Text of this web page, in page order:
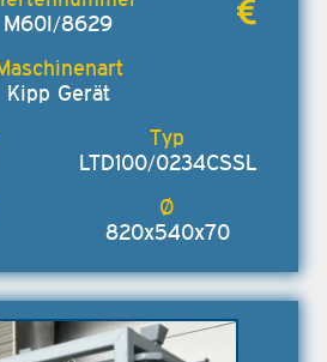
M60I/8629
Kipp Gerät
LTD100/0234CSSL
820x540x70